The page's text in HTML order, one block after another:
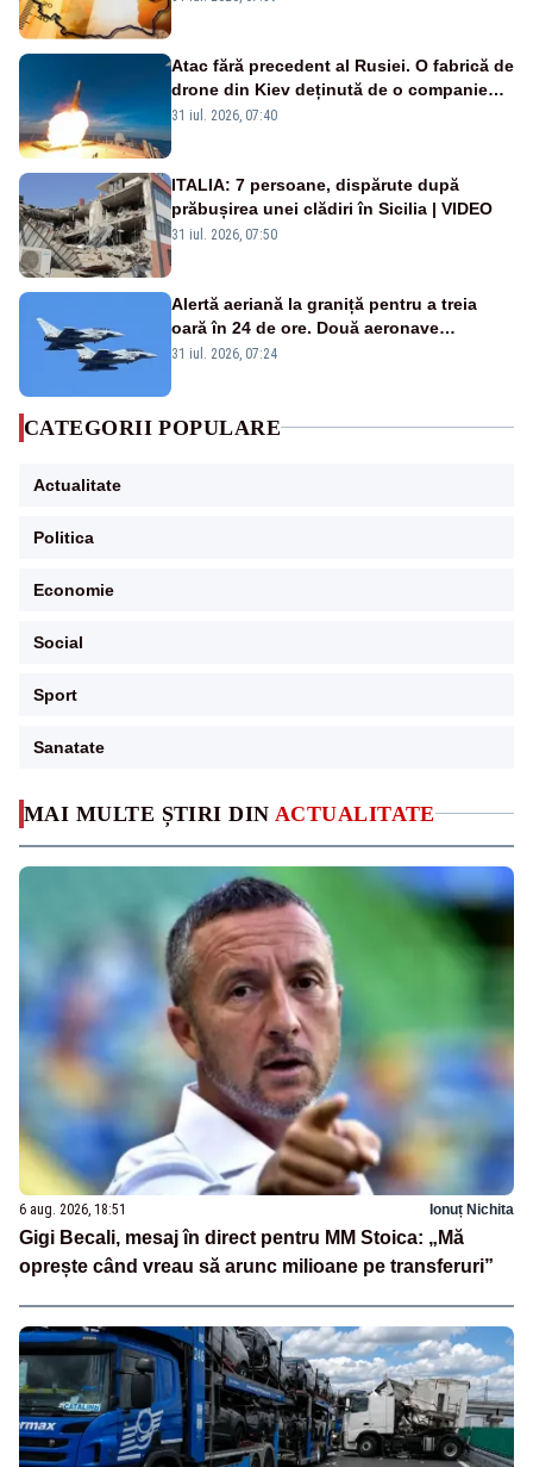
MAI MULTE ȘTIRI DIN ACTUALITATE
6 aug. 2026, 18:51 Ionuț Nichita
Gigi Becali, mesaj în direct pentru MM Stoica: „Mă
oprește când vreau să arunc milioane pe transferuri”
Atac fără precedent al Rusiei. O fabrică de
drone din Kiev deținută de o companie
americană, distrusă de o rachetă
31 iul. 2026, 07:40
ITALIA: 7 persoane, dispărute după
prăbușirea unei clădiri în Sicilia | VIDEO
31 iul. 2026, 07:50
Alertă aeriană la graniță pentru a treia
oară în 24 de ore. Două aeronave
Eurofighter britanice au fost ridicate de la
31 iul. 2026, 07:24
CATEGORII POPULARE
Actualitate
Politica
Economie
Social
Sport
Sanatate